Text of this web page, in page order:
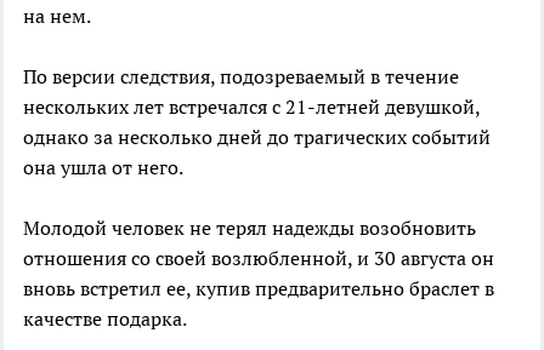
на нем.
По версии следствия, подозреваемый в течение
нескольких лет встречался с 21-летней девушкой,
однако за несколько дней до трагических событий
она ушла от него.
Молодой человек не терял надежды возобновить
отношения со своей возлюбленной, и 30 августа он
вновь встретил ее, купив предварительно браслет в
качестве подарка.